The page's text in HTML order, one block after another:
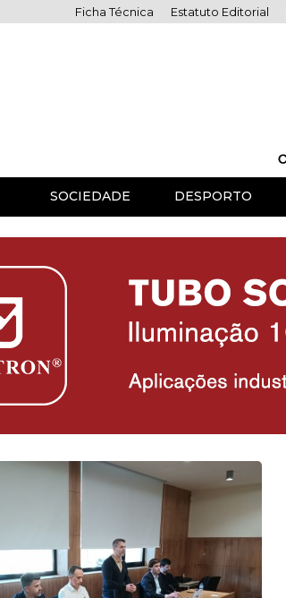
Ficha Técnica Estatuto Editorial
SOCIEDADE DESPORTO